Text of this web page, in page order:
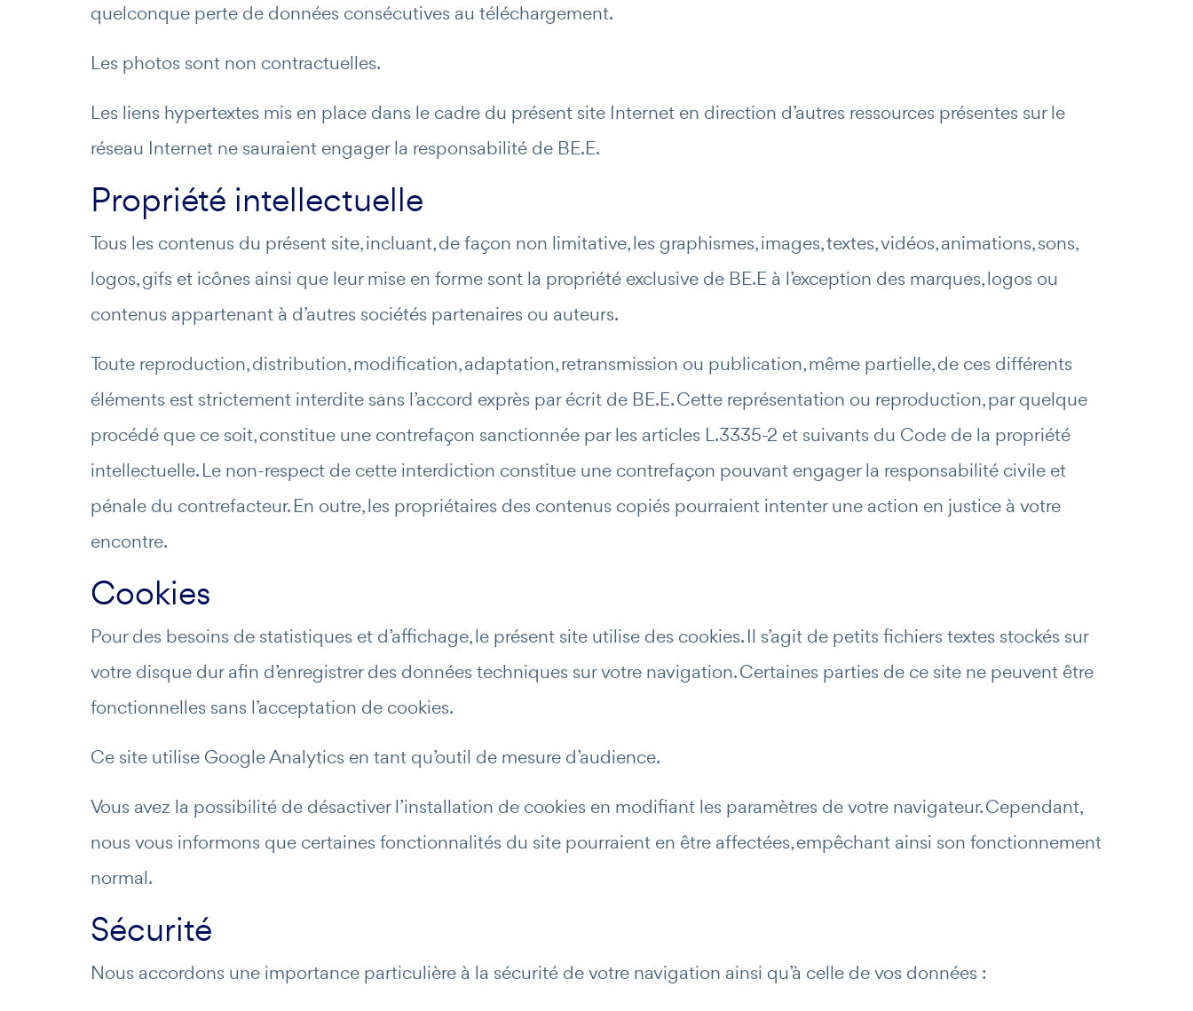
quelconque perte de données consécutives au téléchargement.
Les photos sont non contractuelles.
Les liens hypertextes mis en place dans le cadre du présent site Internet en direction d’autres ressources présentes sur le
réseau Internet ne sauraient engager la responsabilité de BE.E.
Propriété intellectuelle
Tous les contenus du présent site, incluant, de façon non limitative, les graphismes, images, textes, vidéos, animations, sons,
logos, gifs et icônes ainsi que leur mise en forme sont la propriété exclusive de BE.E à l’exception des marques, logos ou
contenus appartenant à d’autres sociétés partenaires ou auteurs.
Toute reproduction, distribution, modification, adaptation, retransmission ou publication, même partielle, de ces différents
éléments est strictement interdite sans l’accord exprès par écrit de BE.E. Cette représentation ou reproduction, par quelque
procédé que ce soit, constitue une contrefaçon sanctionnée par les articles L.3335-2 et suivants du Code de la propriété
intellectuelle. Le non-respect de cette interdiction constitue une contrefaçon pouvant engager la responsabilité civile et
pénale du contrefacteur. En outre, les propriétaires des contenus copiés pourraient intenter une action en justice à votre
encontre.
Cookies
Pour des besoins de statistiques et d’affichage, le présent site utilise des cookies. Il s’agit de petits fichiers textes stockés sur
votre disque dur afin d’enregistrer des données techniques sur votre navigation. Certaines parties de ce site ne peuvent être
fonctionnelles sans l’acceptation de cookies.
Ce site utilise Google Analytics en tant qu’outil de mesure d’audience.
Vous avez la possibilité de désactiver l’installation de cookies en modifiant les paramètres de votre navigateur. Cependant,
nous vous informons que certaines fonctionnalités du site pourraient en être affectées, empêchant ainsi son fonctionnement
normal.
Sécurité
Nous accordons une importance particulière à la sécurité de votre navigation ainsi qu’à celle de vos données :